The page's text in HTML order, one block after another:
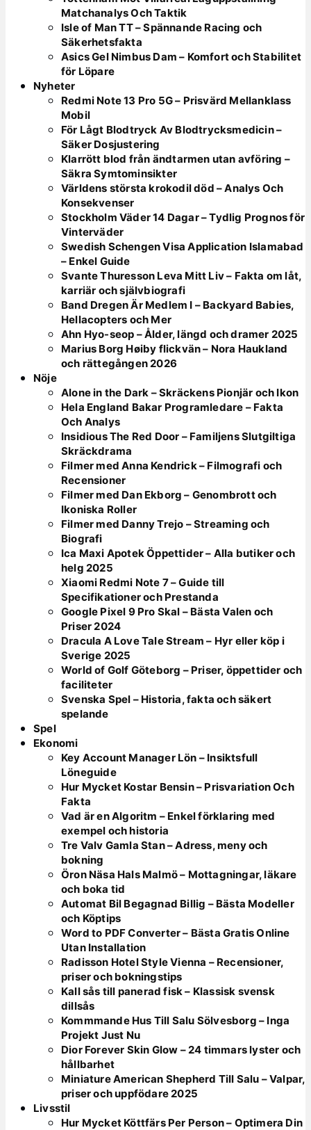
Matchanalys Och Taktik
Isle of Man TT – Spännande Racing och
Säkerhetsfakta
Asics Gel Nimbus Dam – Komfort och Stabilitet
för Löpare
Nyheter
Redmi Note 13 Pro 5G – Prisvärd Mellanklass
Mobil
För Lågt Blodtryck Av Blodtrycksmedicin –
Säker Dosjustering
Klarrött blod från ändtarmen utan avföring –
Säkra Symtominsikter
Världens största krokodil död – Analys Och
Konsekvenser
Stockholm Väder 14 Dagar – Tydlig Prognos för
Vinterväder
Swedish Schengen Visa Application Islamabad
– Enkel Guide
Svante Thuresson Leva Mitt Liv – Fakta om låt,
karriär och självbiografi
Band Dregen Är Medlem I – Backyard Babies,
Hellacopters och Mer
Ahn Hyo-seop – Ålder, längd och dramer 2025
Marius Borg Høiby flickvän – Nora Haukland
och rättegången 2026
Nöje
Alone in the Dark – Skräckens Pionjär och Ikon
Hela England Bakar Programledare – Fakta
Och Analys
Insidious The Red Door – Familjens Slutgiltiga
Skräckdrama
Filmer med Anna Kendrick – Filmografi och
Recensioner
Filmer med Dan Ekborg – Genombrott och
Ikoniska Roller
Filmer med Danny Trejo – Streaming och
Biografi
Ica Maxi Apotek Öppettider – Alla butiker och
helg 2025
Xiaomi Redmi Note 7 – Guide till
Specifikationer och Prestanda
Google Pixel 9 Pro Skal – Bästa Valen och
Priser 2024
Dracula A Love Tale Stream – Hyr eller köp i
Sverige 2025
World of Golf Göteborg – Priser, öppettider och
faciliteter
Svenska Spel – Historia, fakta och säkert
spelande
Spel
Ekonomi
Key Account Manager Lön – Insiktsfull
Löneguide
Hur Mycket Kostar Bensin – Prisvariation Och
Fakta
Vad är en Algoritm – Enkel förklaring med
exempel och historia
Tre Valv Gamla Stan – Adress, meny och
bokning
Öron Näsa Hals Malmö – Mottagningar, läkare
och boka tid
Automat Bil Begagnad Billig – Bästa Modeller
och Köptips
Word to PDF Converter – Bästa Gratis Online
Utan Installation
Radisson Hotel Style Vienna – Recensioner,
priser och bokningstips
Kall sås till panerad fisk – Klassisk svensk
dillsås
Kommmande Hus Till Salu Sölvesborg – Inga
Projekt Just Nu
Dior Forever Skin Glow – 24 timmars lyster och
hållbarhet
Miniature American Shepherd Till Salu – Valpar,
priser och uppfödare 2025
Livsstil
Hur Mycket Köttfärs Per Person – Optimera Din